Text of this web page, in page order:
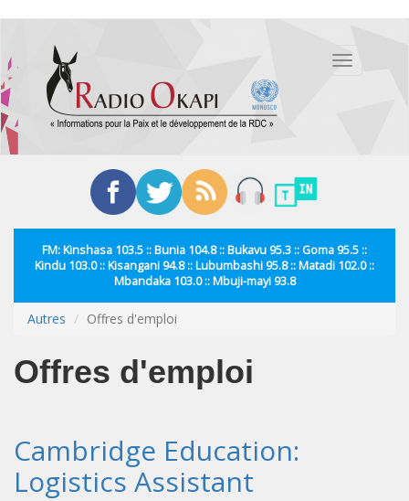
contenu
principal
Toggle
FM: Kinshasa 103.5 :: Bunia 104.8 :: Bukavu 95.3 :: Goma 95.5 ::
Kindu 103.0 :: Kisangani 94.8 :: Lubumbashi 95.8 :: Matadi 102.0 ::
Mbandaka 103.0 :: Mbuji-mayi 93.8
Autres Offres d'emploi
Offres d'emploi
Cambridge Education:
Logistics Assistant